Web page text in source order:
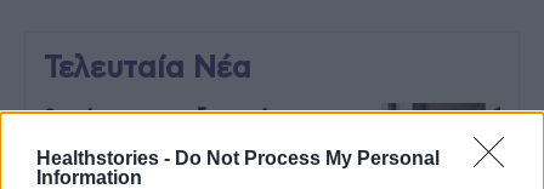
Healthstories - Do Not Process My Personal
Information
Τελευταία Νέα
9 πράγματα που δεν πρέπει να
27 Φεβρουαρίου 2026